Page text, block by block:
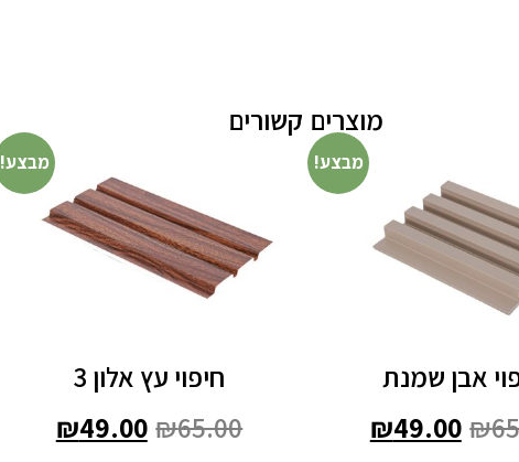
מוצרים קשורים
מבצע!
אבן שמנת
₪
₪49.00
מבצע!
חיפוי עץ אלון 3
₪65.00
₪49.00